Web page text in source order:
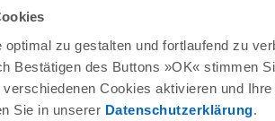
zu gestalten und fortlaufend zu
Bestätigen des Buttons »OK« stimmen
Cookies aktivieren und Ihre
Sie in unserer Datenschutzerklärung